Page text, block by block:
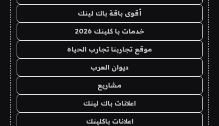
أقوى باقة باك لينك
خدمات با كلينك 2026
موقع تجاربنا تجارب الحياه
ديوان العرب
مشاريع
اعلانات باك لينك
اعلانات باكلينك